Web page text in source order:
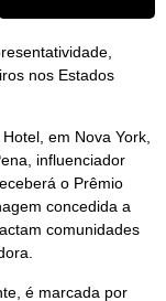
nos Estados
em Nova York,
influenciador
o Prêmio
concedida a
comunidades
é marcada por